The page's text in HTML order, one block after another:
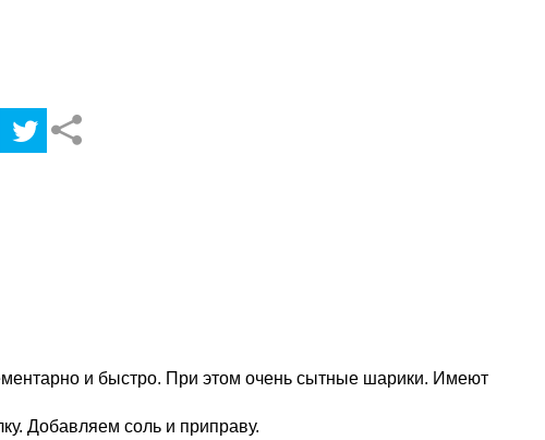
и быстро. При этом очень сытные шарики. Имеют
Добавляем соль и приправу.